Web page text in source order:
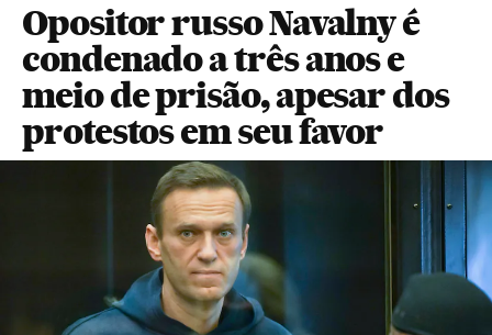
Opositor russo Navalny é
condenado a três anos e
meio de prisão, apesar dos
protestos em seu favor